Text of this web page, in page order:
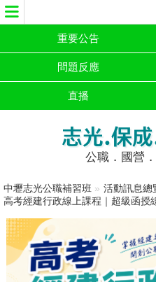
重要公告
問題反應
直播
志光.保
公職．國營
中壢志光公職補習班 » 活動訊息總
高考經建行政線上課程｜超級函授